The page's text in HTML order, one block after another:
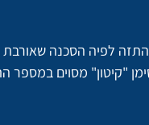
לפיה הסכנה
למרות ששנת 2019 הייתה בסימן